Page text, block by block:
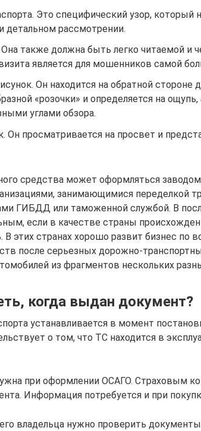
Это специфический узор, который
детальном рассмотрении.
Она также должна быть легко читаемой и
является для мошенников самой
Он находится на обратной стороне
«розочки» и определяется на
углами обзора.
Он просматривается на просвет и
средства может оформляться
занимающимися переделкой
ГИБДД или таможенной службой. В
если в качестве страны
В этих странах хорошо развит бизнес по
после серьезных дорожно-
из фрагментов нескольких
когда выдан документ?
устанавливается в момент
о том, что ТС находится в
при оформлении ОСАГО. Страховым
Информация потребуется и при
владельца нужно проверить документы